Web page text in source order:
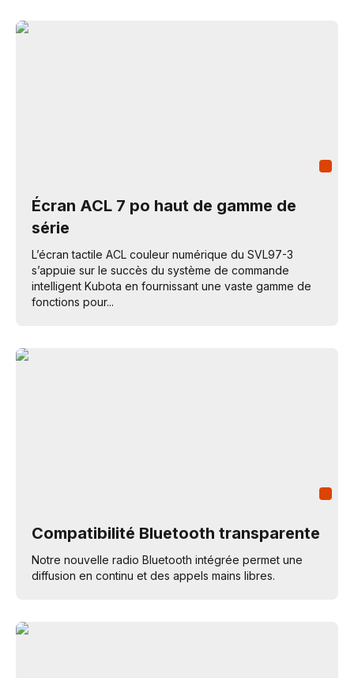
Écran ACL 7 po haut de gamme de
série
L’écran tactile ACL couleur numérique du SVL97-3
s’appuie sur le succès du système de commande
intelligent Kubota en fournissant une vaste gamme de
fonctions pour...
Compatibilité Bluetooth transparente
Notre nouvelle radio Bluetooth intégrée permet une
diffusion en continu et des appels mains libres.